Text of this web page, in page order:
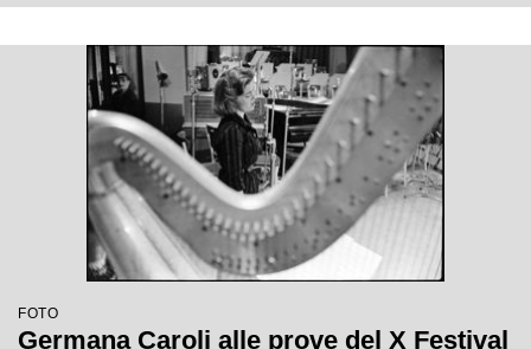
FOTO
Germana Caroli alle prove del X Festival